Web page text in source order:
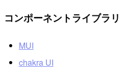
コンポーネントライブラリ
MUI
chakra UI